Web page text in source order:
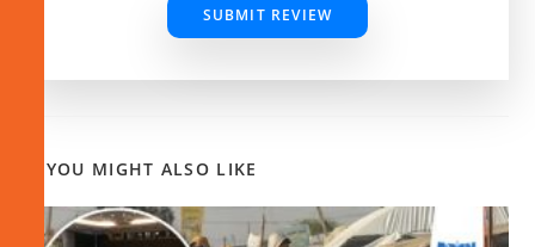
SUBMIT REVIEW
YOU MIGHT ALSO LIKE